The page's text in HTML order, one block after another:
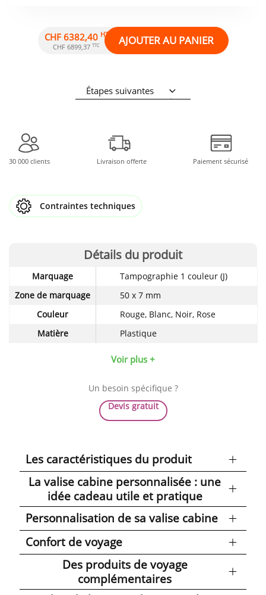
CHF 6382,40 HT
CHF 6899,37 TTC AJOUTER AU PANIER
Étapes suivantes
30 000 clients Livraison offerte Paiement sécurisé
Contraintes techniques
Détails
techniques
du
produit
Détails du produit
Marquage
Tampographie 1 couleur (J)
Zone de marquage
50 x 7 mm
Couleur
Rouge, Blanc, Noir, Rose
Matière
Plastique
Voir plus +
Un besoin spécifique ?
Devis gratuit
Les caractéristiques du produit
La valise cabine personnalisée : une
idée cadeau utile et pratique
Personnalisation de sa valise cabine
Confort de voyage
Des produits de voyage
complémentaires